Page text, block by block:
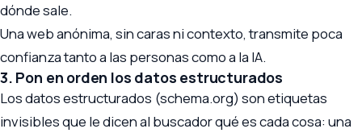
dónde sale.
Una web anónima, sin caras ni contexto, transmite poca
confianza tanto a las personas como a la IA.
3. Pon en orden los datos estructurados
Los datos estructurados (schema.org) son etiquetas
invisibles que le dicen al buscador qué es cada cosa: una